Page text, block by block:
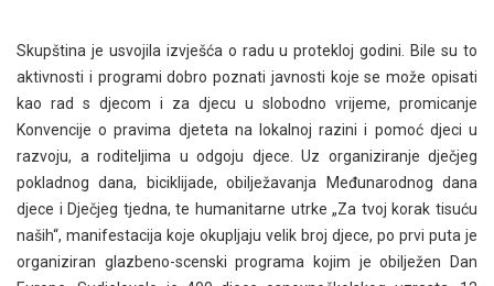
Skupština je usvojila izvješća o radu u protekloj godini. Bile su to
aktivnosti i programi dobro poznati javnosti koje se može opisati
kao rad s djecom i za djecu u slobodno vrijeme, promicanje
Konvencije o pravima djeteta na lokalnoj razini i pomoć djeci u
razvoju, a roditeljima u odgoju djece. Uz organiziranje dječjeg
pokladnog dana, biciklijade, obilježavanja Međunarodnog dana
djece i Dječjeg tjedna, te humanitarne utrke „Za tvoj korak tisuću
naših“, manifestacija koje okupljaju velik broj djece, po prvi puta je
organiziran glazbeno-scenski programa kojim je obilježen Dan